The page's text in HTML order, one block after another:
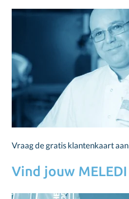
Vraag de gratis klantenkaart aan
Vind jouw MELEDI